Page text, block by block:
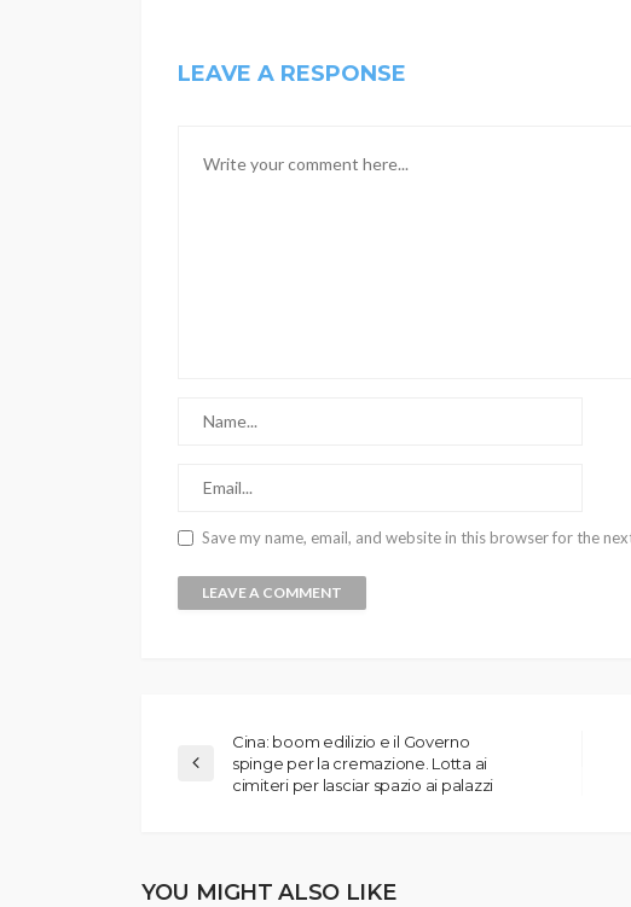
LEAVE A RESPONSE
Save my name, email, and website in this browser for the
Cina: boom edilizio e il Governo
spinge per la cremazione. Lotta ai
cimiteri per lasciar spazio ai palazzi
YOU MIGHT ALSO LIKE